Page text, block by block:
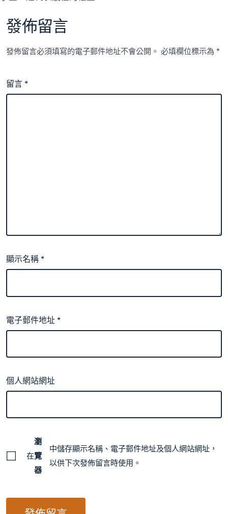
發佈留言
發佈留言必須填寫的電子郵件地址不會公開。 必填欄位標示為*
留言*
顯示名稱*
電子郵件地址*
個人網站網址
在
瀏
覽
器
中儲存顯示名稱、電子郵件地址及個人網站網址，
以供下次發佈留言時使用。